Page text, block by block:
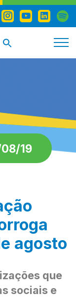
08/19
agosto
que
sociais e